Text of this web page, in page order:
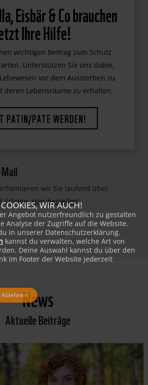
Eisbär & Co brauchen
Ihre Hilfe!
wichtigen Beitrag zum Schutz
Unterstützen Sie uns dabei,
vor dem Aussterben zu
deren Lebensräume zu erhalten.
PATIN/PATE WERDEN!
wir Sie laufend über
Erfolge:Hier bestellen!
News
Aktuelle Beiträge
WIR AUCH!
Angebot nutzerfreundlich zu gestalten
Analyse der Zugriffe auf die Website.
in unserer Datenschutzerklärung.
kannst du verwalten, welche Art von
Deine Auswahl kannst du über den
im Footer der Website jederzeit
Ablehnen